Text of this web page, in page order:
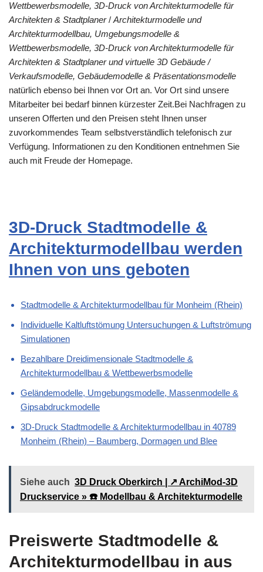
Wettbewerbsmodelle, 3D-Druck von Architekturmodelle für
Architekten & Stadtplaner/ Architekturmodelle und
Architekturmodellbau, Umgebungsmodelle &
Wettbewerbsmodelle, 3D-Druck von Architekturmodelle für
Architekten & Stadtplaner und virtuelle 3D Gebäude /
Verkaufsmodelle, Gebäudemodelle & Präsentationsmodelle
natürlich ebenso bei Ihnen vor Ort an. Vor Ort sind unsere
Mitarbeiter bei bedarf binnen kürzester Zeit.Bei Nachfragen zu
unseren Offerten und den Preisen steht Ihnen unser
zuvorkommendes Team selbstverständlich telefonisch zur
Verfügung. Informationen zu den Konditionen entnehmen Sie
auch mit Freude der Homepage.
3D-Druck Stadtmodelle &
Architekturmodellbau werden
Ihnen von uns geboten
Stadtmodelle & Architekturmodellbau für Monheim (Rhein)
Individuelle Kaltluftstömung Untersuchungen & Luftströmung
Simulationen
Bezahlbare Dreidimensionale Stadtmodelle &
Architekturmodellbau & Wettbewerbsmodelle
Geländemodelle, Umgebungsmodelle, Massenmodelle &
Gipsabdruckmodelle
3D-Druck Stadtmodelle & Architekturmodellbau in 40789
Monheim (Rhein) – Baumberg, Dormagen und Blee
Siehe auch 3D Druck Oberkirch | ↗️ ArchiMod-3D
Druckservice » ☎️ Modellbau & Architekturmodelle
Preiswerte Stadtmodelle &
Architekturmodellbau in aus